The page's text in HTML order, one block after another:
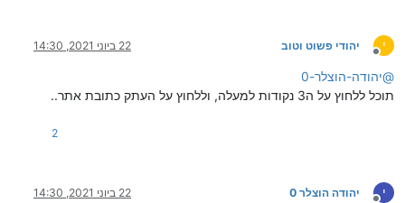
י
מנותק
יהודי פשוט וטוב 22 ביוני 2021, 14:30
@יהודה-הוצלר-0
תוכל ללחוץ על ה3 נקודות למעלה, וללחוץ על העתק כתובת אתר..
2
י יהודה הוצלר 0 22 ביוני 2021, 14:30